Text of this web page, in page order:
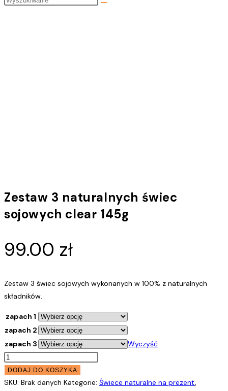
Zestaw 3 naturalnych świec
sojowych clear 145g
99.00 zł
Zestaw 3 świec sojowych wykonanych w 100% z naturalnych
składników.
zapach 1
zapach 2
zapach 3
Wyczyść
ilość
Zestaw
3
DODAJ DO KOSZYKA
SKU: Brak danych Kategorie: Świece naturalne na prezent,